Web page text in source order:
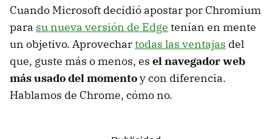
Cuando Microsoft decidió apostar por Chromium
para su nueva versión de Edge tenían en mente
un objetivo. Aprovechartodas las ventajas del
que, guste más o menos, es el navegador web
más usado del momentoy con diferencia.
Hablamos de Chrome, cómo no.